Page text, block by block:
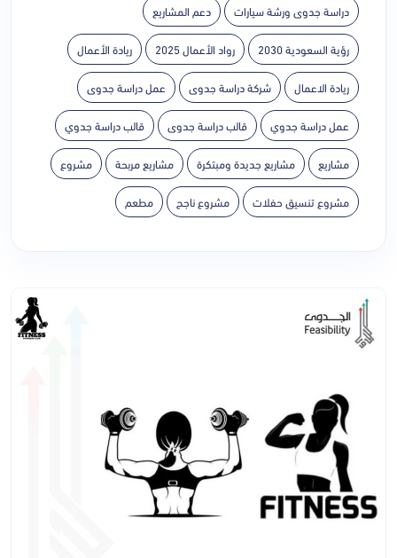
دراسة جدوى ورشة سيارات دعم المشاريع
رؤية السعودية 2030 رواد الأعمال 2025 ريادة الأعمال
ريادة الاعمال شركة دراسة جدوى عمل دراسة جدوى
عمل دراسة جدوي قالب دراسة جدوى قالب دراسة جدوي
مشاريع مشاريع جديدة ومبتكرة مشاريع مربحة مشروع
مشروع تنسيق حفلات مشروع ناجح مطعم